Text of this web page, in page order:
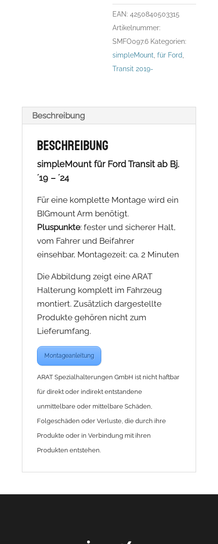
-
2024
Menge
EAN:4250840503315
Artikelnummer:
SMFO097.6 Kategorien:
simpleMount ,für Ford
Transit 2019-
Beschreibung
Beschreibung
simpleMount für Ford Transit ab Bj.
´19 – ´24
Für eine komplette Montage wird ein
BIGmount Arm benötigt.
Pluspunkte: fester und sicherer Halt,
vom Fahrer und Beifahrer
einsehbar, Montagezeit: ca. 2 Minuten
Die Abbildung zeigt eine ARAT
Halterung komplett im Fahrzeug
montiert. Zusätzlich dargestellte
Produkte gehören nicht zum
Lieferumfang.
Montageanleitung
ARAT Spezialhalterungen GmbH ist nicht haftbar
für direkt oder indirekt entstandene
unmittelbare oder mittelbare Schäden,
Folgeschäden oder Verluste, die durch ihre
Produkte oder in Verbindung mit ihren
Produkten entstehen.